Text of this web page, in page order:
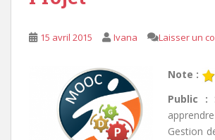
15 avril 2015 Ivana Laisser un
Note :
Public :
Gestion